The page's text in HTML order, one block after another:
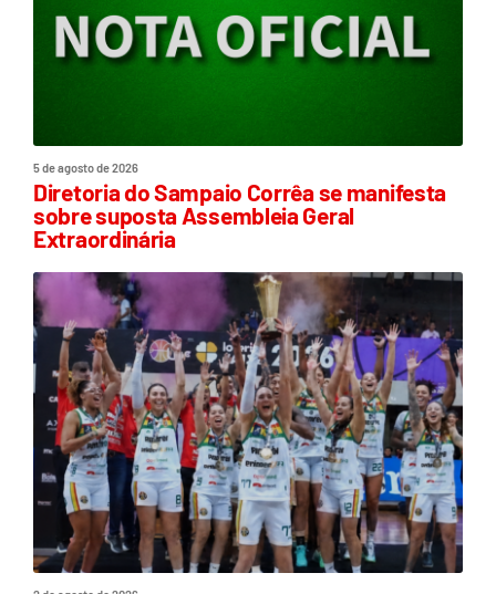
5 de agosto de 2026
Diretoria do Sampaio Corrêa se manifesta
sobre suposta Assembleia Geral
Extraordinária